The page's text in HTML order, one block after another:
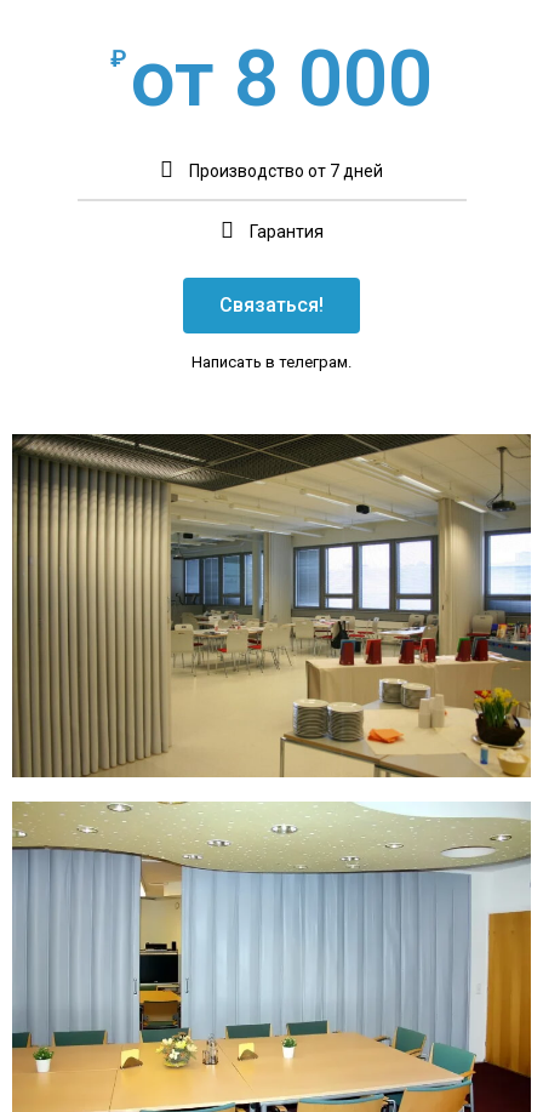
₽ от 8 000
Производство от 7 дней
Гарантия
Связаться!
Написать в телеграм.